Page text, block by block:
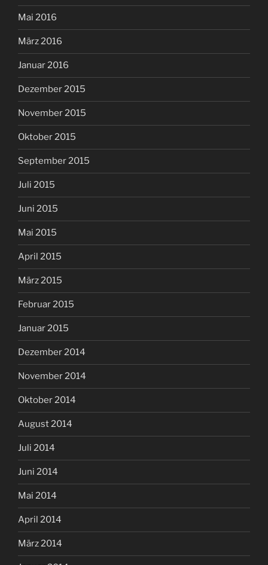
Mai 2016
März 2016
Januar 2016
Dezember 2015
November 2015
Oktober 2015
September 2015
Juli 2015
Juni 2015
Mai 2015
April 2015
März 2015
Februar 2015
Januar 2015
Dezember 2014
November 2014
Oktober 2014
August 2014
Juli 2014
Juni 2014
Mai 2014
April 2014
März 2014